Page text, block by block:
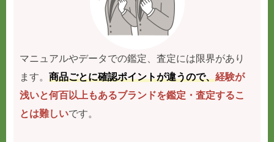
マニュアルやデータでの鑑定、査定には限界があり
ます。商品ごとに確認ポイントが違うので、経験が
浅いと何百以上もあるブランドを鑑定・査定するこ
とは難しいです。